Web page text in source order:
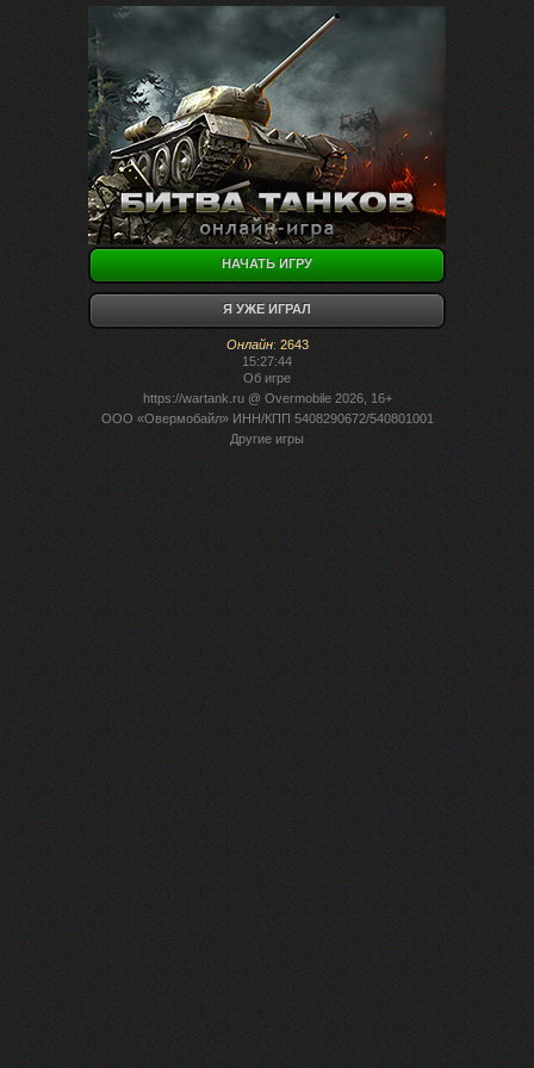
НАЧАТЬ ИГРУ
Я УЖЕ ИГРАЛ
Онлайн: 2643
15:27:44
Об игре
https://wartank.ru@ Overmobile 2026, 16+
ООО «Овермобайл» ИНН/КПП 5408290672/540801001
Другие игры